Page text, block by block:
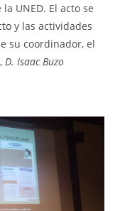
la UNED. El acto se
y las actividades
su coordinador, el
D. Isaac Buzo